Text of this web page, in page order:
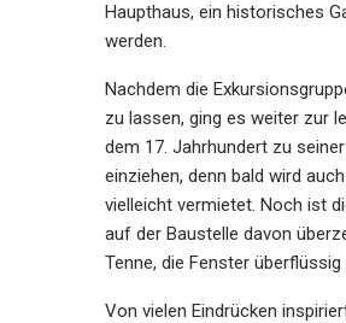
Haupthaus, ein historisches
werden.
Nachdem die
zu lassen, ging es weiter zur
dem 17. Jahrhundert zu
einziehen, denn bald wird
vielleicht vermietet. Noch ist
auf der Baustelle davon
Tenne, die Fenster
Von vielen Eindrücken